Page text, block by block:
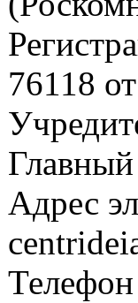
76118
Адрес